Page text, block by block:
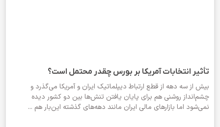
تأثیر انتخابات آمریکا بر بورس چقدر محتمل است؟
بیش از سه دهه از قطع ارتباط دیپلماتیک ایران و آمریکا می‌گذرد و
چشم‌انداز روشنی هم برای پایان یافتن تنش‌ها بین دو کشور دیده
نمی‌شود اما بازارهای مالی ایران مانند دهه‌های گذشته این‌بار هم ...